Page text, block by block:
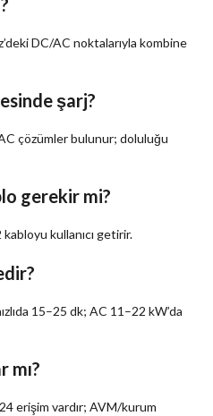
DC/AC noktalarıyla kombine
şarj?
çözümler bulunur; doluluğu
gerekir mi?
kullanıcı getirir.
15–25 dk; AC 11–22 kW’da
mı?
erişim vardır; AVM/kurum